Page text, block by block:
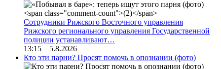
Сотрудники Рижского Восточного управления
Рижского регионального управления Государственной
полиции устанавливают…
13:15 5.8.2026
Кто эти парни? Просят помочь в опознании (фото)